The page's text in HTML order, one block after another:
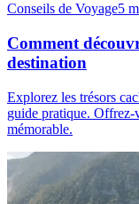
Conseils de Voyage5
Comment
destination
Explorez les trésors
guide pratique. Offrez-
mémorable.